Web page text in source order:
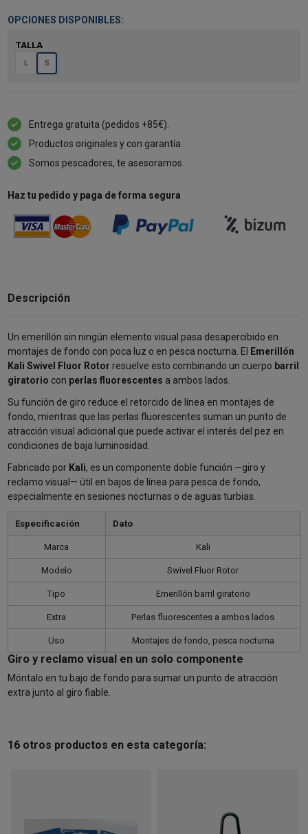
OPCIONES DISPONIBLES:
TALLA
L S
Entrega gratuita (pedidos +85€).
Productos originales y con garantía.
Somos pescadores, te asesoramos.
Haz tu pedido y paga de forma segura
Descripción
Un emerillón sin ningún elemento visual pasa desapercibido en
montajes de fondo con poca luz o en pesca nocturna. El
Emerillón
Kali Swivel Fluor Rotor resuelve esto combinando un cuerpo barril
giratorio con perlas fluorescentes a ambos lados.
Su función de giro reduce el retorcido de línea en montajes de
fondo, mientras que las perlas fluorescentes suman un punto de
atracción visual adicional que puede activar el interés del pez en
condiciones de baja luminosidad.
Fabricado por Kali, es un componente doble función —giro y
reclamo visual— útil en bajos de línea para pesca de fondo,
especialmente en sesiones nocturnas o de aguas turbias.
Especificación Dato
Marca Kali
Modelo Swivel Fluor Rotor
Tipo Emerillón barril giratorio
Extra Perlas fluorescentes a ambos lados
Uso Montajes de fondo, pesca nocturna
Giro y reclamo visual en un solo componente
Móntalo en tu bajo de fondo para sumar un punto de atracción
extra junto al giro fiable.
16 otros productos en esta categoría: